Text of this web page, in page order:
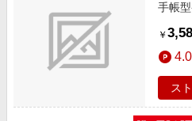
家電・PC・スマホ・カメラ
スポーツ・アウトドア・ゴルフ
楽天ペイ導入ストア
楽天サービス特集
わくわく夏特集
手帳
￥
ス